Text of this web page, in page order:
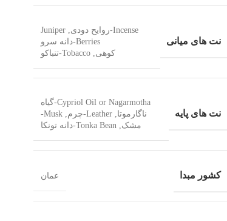
نت های میانی
Incense-روایح دودی, Juniper
Berries-دانه سرو
کوهی, Tobacco-تنباکو
نت های پایه
Cypriol Oil or Nagarmotha-گیاه
ناگارموتا, Leather-چرم, Musk-
مشک, Tonka Bean-دانه تونکا
کشور مبدا عمان